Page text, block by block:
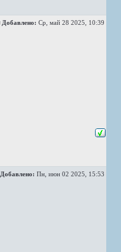
Добавлено: Ср, май 28 2025, 10:39
Добавлено: Пн, июн 02 2025, 15:53